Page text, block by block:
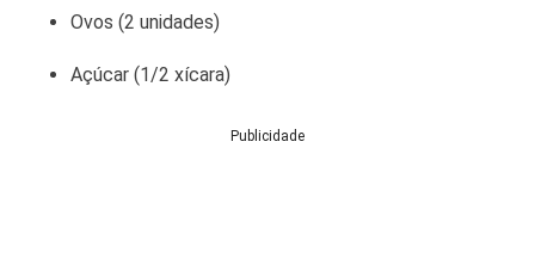
Ovos (2 unidades)
Açúcar (1/2 xícara)
Publicidade